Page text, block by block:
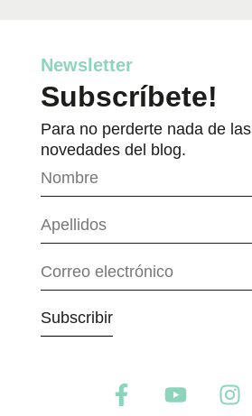
Newsletter
Subscríbete!
Para no perderte nada de las
novedades del blog.
Subscribir